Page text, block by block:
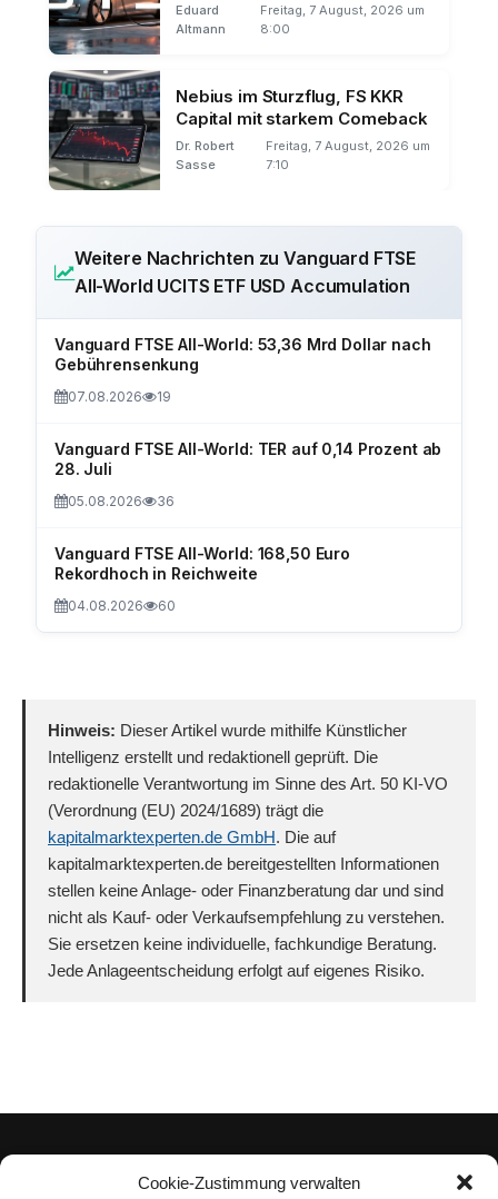
Cookie-Zustimmung verwalten
Eduard
Altmann
Freitag, 7 August, 2026 um
8:00
Nebius im Sturzflug, FS KKR
Capital mit starkem Comeback
Dr. Robert
Sasse
Freitag, 7 August, 2026 um
7:10
Weitere Nachrichten zu Vanguard FTSE
All-World UCITS ETF USD Accumulation
Vanguard FTSE All-World: 53,36 Mrd Dollar nach
Gebührensenkung
07.08.2026 19
Vanguard FTSE All-World: TER auf 0,14 Prozent ab
28. Juli
05.08.2026 36
Vanguard FTSE All-World: 168,50 Euro
Rekordhoch in Reichweite
04.08.2026 60
Hinweis: Dieser Artikel wurde mithilfe Künstlicher
Intelligenz erstellt und redaktionell geprüft. Die
redaktionelle Verantwortung im Sinne des Art. 50 KI-VO
(Verordnung (EU) 2024/1689) trägt die
kapitalmarktexperten.de GmbH. Die auf
kapitalmarktexperten.de bereitgestellten Informationen
stellen keine Anlage- oder Finanzberatung dar und sind
nicht als Kauf- oder Verkaufsempfehlung zu verstehen.
Sie ersetzen keine individuelle, fachkundige Beratung.
Jede Anlageentscheidung erfolgt auf eigenes Risiko.